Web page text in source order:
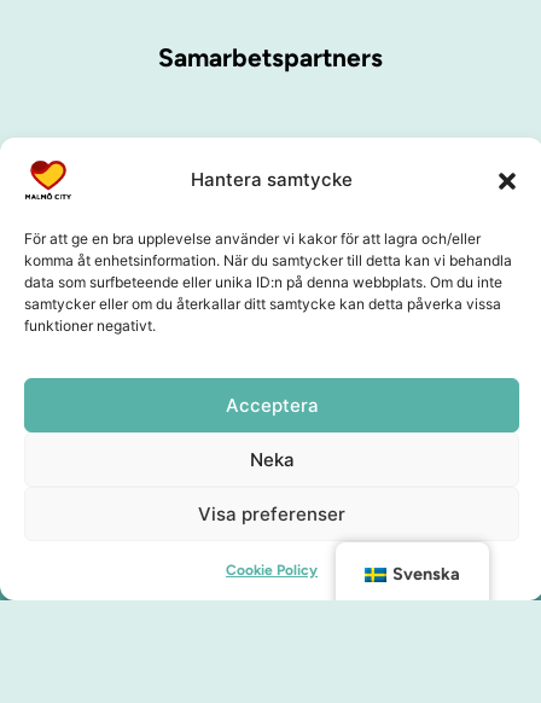
Hantera samtycke
För att ge en bra upplevelse använder vi kakor för att lagra och/eller
komma åt enhetsinformation. När du samtycker till detta kan vi behandla
data som surfbeteende eller unika ID:n på denna webbplats. Om du inte
samtycker eller om du återkallar ditt samtycke kan detta påverka vissa
funktioner negativt.
Acceptera
Neka
Visa preferenser
Cookie Policy
Samarbetspartners
Svenska